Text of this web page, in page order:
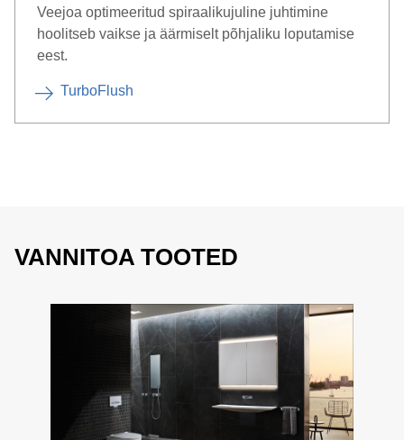
Veejoa optimeeritud spiraalikujuline juhtimine
hoolitseb vaikse ja äärmiselt põhjaliku loputamise
eest.
TurboFlush
VANNITOA TOOTED